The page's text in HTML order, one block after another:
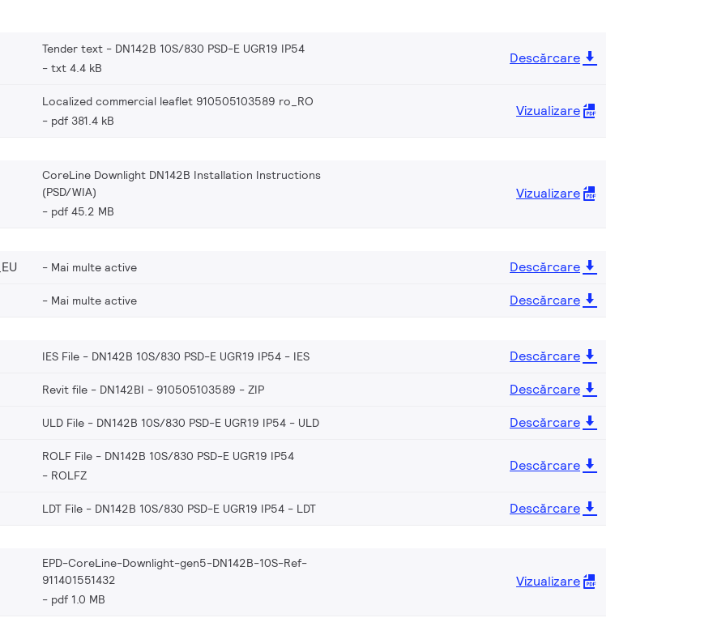
Tender text - DN142B 10S/830 PSD-E UGR19 IP54
txt 4.4 kB
Descărcare
Localized commercial leaflet 910505103589 ro_RO
pdf 381.4 kB
Vizualizare
CoreLine Downlight DN142B Installation Instructions
(PSD/WIA)
pdf 45.2 MB
Vizualizare
Mai multe active
Descărcare
Mai multe active Descărcare
IES File - DN142B 10S/830 PSD-E UGR19 IP54 IES
Descărcare
Revit file - DN142BI - 910505103589 ZIP
Descărcare
ULD File - DN142B 10S/830 PSD-E UGR19 IP54 ULD Descărcare
ROLF File - DN142B 10S/830 PSD-E UGR19 IP54
ROLFZ
Descărcare
LDT File - DN142B 10S/830 PSD-E UGR19 IP54 LDT Descărcare
EPD-CoreLine-Downlight-gen5-DN142B-10S-Ref-
911401551432
pdf 1.0 MB
Vizualizare